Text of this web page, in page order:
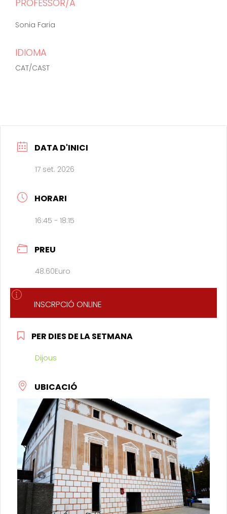
PROFESSOR/A
Sonia Faria
IDIOMA
CAT/CAST
DATA D'INICI
17 set. 2026
HORARI
16:45 - 18:15
PREU
48.60Euro
INSCRPCIÓ ONLINE
PER DIES DE LA SETMANA
Dijous
UBICACIÓ